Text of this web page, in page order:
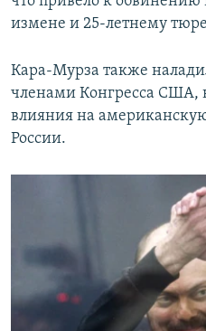
измене и 25-летнему
Кара-Мурза также
членами Конгресса США,
влияния на
России.